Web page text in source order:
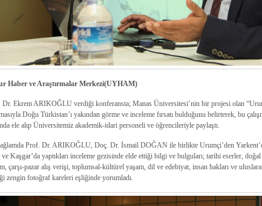
Haber ve Araştırmalar Merkezi(UYHAM)
Dr. Ekrem ARIKOĞLU verdiği konferansta; Manas Üniversitesi’nin bir projesi olan
Doğu Türkistan’ı yakından görme ve inceleme fırsatı bulduğunu belirterek, bu
ele alıp Üniversitemiz akademik-idari personeli ve öğrencileriyle paylaştı.
Prof. Dr. ARIKOĞLU, Doç. Dr. İsmail DOĞAN ile birlikte Urumçi’den
Kaşgar’da yaptıkları inceleme gezisinde elde ettiği bilgi ve bulguları; tarihi eserler,
çarşı-pazar alış verişi, toplumsal-kültürel yaşam, dil ve edebiyat, insan hakları ve
zengin fotoğraf kareleri eşliğinde yorumladı.